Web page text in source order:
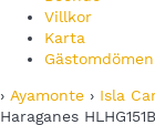
Villkor
Karta
Gästomdömen
› Ayamonte › Isla
Haraganes